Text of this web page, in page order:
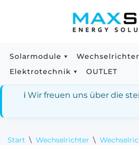
springen
Solarmodule Wechselrichter
Elektrotechnik
OUTLET
ℹ️ Wir freuen uns über die
Start \ Wechselrichter \